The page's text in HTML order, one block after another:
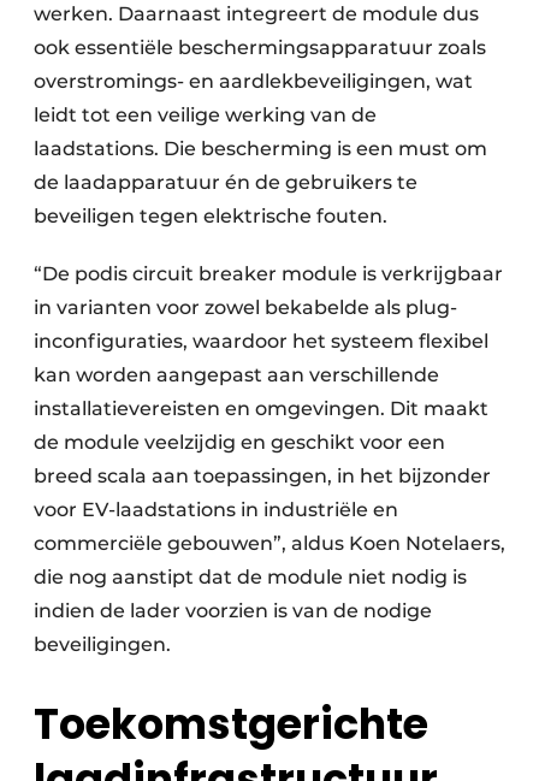
werken. Daarnaast integreert de module dus
ook essentiële beschermingsapparatuur zoals
overstromings- en aardlekbeveiligingen, wat
leidt tot een veilige werking van de
laadstations. Die bescherming is een must om
de laadapparatuur én de gebruikers te
beveiligen tegen elektrische fouten.
“De podis circuit breaker module is verkrijgbaar
in varianten voor zowel bekabelde als plug-
inconfiguraties, waardoor het systeem flexibel
kan worden aangepast aan verschillende
installatievereisten en omgevingen. Dit maakt
de module veelzijdig en geschikt voor een
breed scala aan toepassingen, in het bijzonder
voor EV-laadstations in industriële en
commerciële gebouwen”, aldus Koen Notelaers,
die nog aanstipt dat de module niet nodig is
indien de lader voorzien is van de nodige
beveiligingen.
Toekomstgerichte